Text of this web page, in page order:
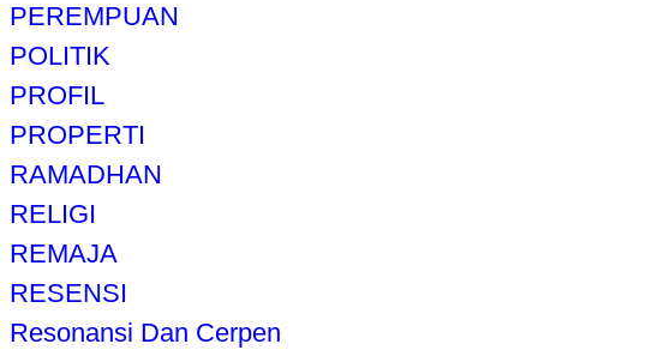
PEREMPUAN
POLITIK
PROFIL
PROPERTI
RAMADHAN
RELIGI
REMAJA
RESENSI
Resonansi Dan Cerpen